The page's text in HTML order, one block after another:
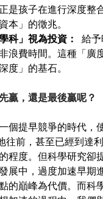
是孩子在進行深度整
本」的徵兆。
科」視為投資：
給
浪費時間。這種「廣
度」的基石。
贏，還是最後贏呢？
個提早競爭的時代，
往前，甚至已經到達
程度。但科學研究卻
展中，過度加速早期
的巔峰為代價。而科